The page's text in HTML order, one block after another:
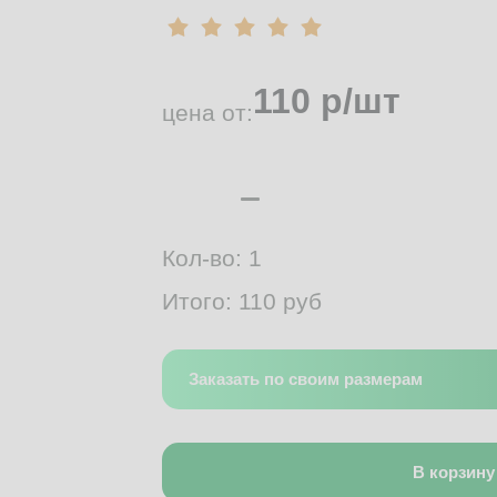
цена от:110 р/шт
Кол-во: 1
Итого: 110 руб
Заказать по своим размерам
В корзину